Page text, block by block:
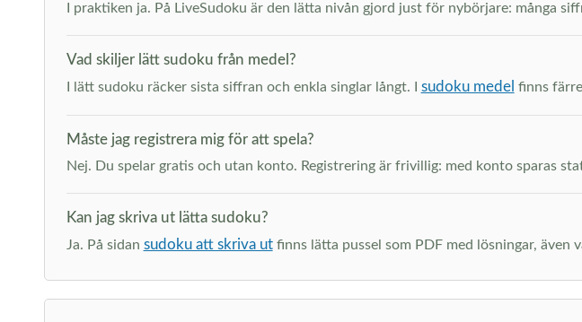
I praktiken ja. På LiveSudoku är den lätta nivån gjord just för nybörjare: många
Vad skiljer lätt sudoku från medel?
I lätt sudoku räcker sista siffran och enkla singlar långt. I sudoku medel finns
Måste jag registrera mig för att spela?
Nej. Du spelar gratis och utan konto. Registrering är frivillig: med konto sparas
Kan jag skriva ut lätta sudoku?
Ja. På sidan sudoku att skriva utfinns lätta pussel som PDF med lösningar, även